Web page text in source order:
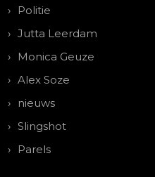
Politie
Jutta Leerdam
Monica Geuze
Alex Soze
nieuws
Slingshot
Parels